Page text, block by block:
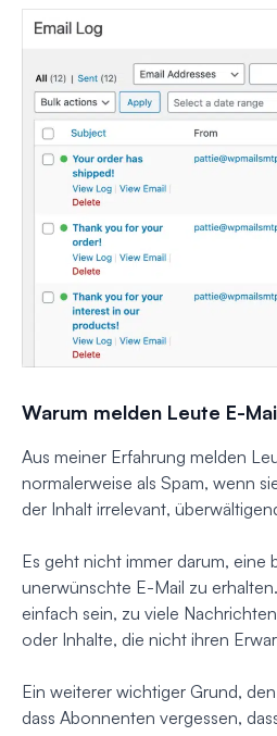
Warum melden Leute E-
Aus meiner Erfahrung melden
normalerweise als Spam, wenn
der Inhalt irrelevant,
Es geht nicht immer darum, eine
unerwünschte E-Mail zu
einfach sein, zu viele
oder Inhalte, die nicht ihren
Ein weiterer wichtiger Grund,
dass Abonnenten vergessen,